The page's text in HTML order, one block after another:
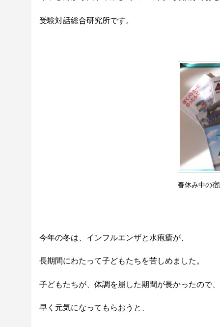
受験対話総合研究所です。
春休み中の
今年の冬は、インフルエンザと水疱瘡が、
長期間にわたって子どもたちを苦しめました。
子どもたちが、体調を崩した期間が長かったので、
早く元気になってもらおうと、